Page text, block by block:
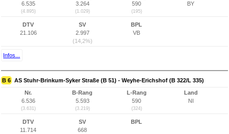
6.535
(4.895)
3.264
(1.029)
590
(195)
BY
DTV
21.106
SV
2.997
(14,2%)
BPL
VB
Infos...
B 6 AS Stuhr-Brinkum-Syker Straße (B 51) - Weyhe-Erichshof (B 322/L 335)
Nr.
6.536
(3.631)
B-Rang
5.593
(3.219)
L-Rang
590
(324)
Land
NI
DTV
11.714
SV
668
BPL